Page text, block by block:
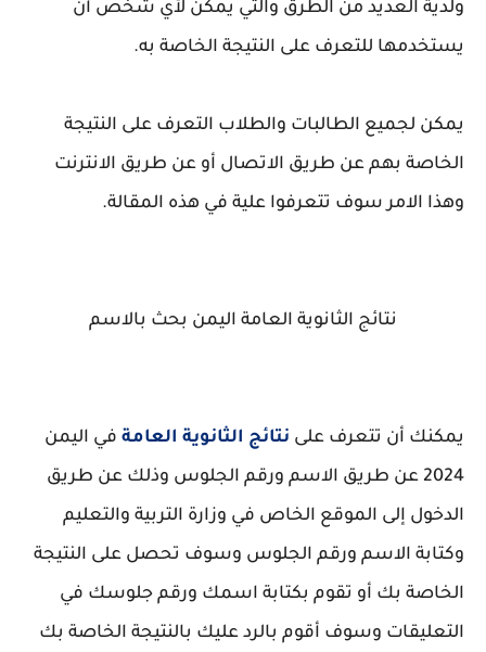
ولدية العديد من الطرق والتي يمكن لأي شخص أن
يستخدمها للتعرف على النتيجة الخاصة به.
يمكن لجميع الطالبات والطلاب التعرف على النتيجة
الخاصة بهم عن طريق الاتصال أو عن طريق الانترنت
وهذا الامر سوف تتعرفوا علية في هذه المقالة.
نتائج الثانوية العامة اليمن بحث بالاسم
يمكنك أن تتعرف على نتائج الثانوية العامة في اليمن
2024 عن طريق الاسم ورقم الجلوس وذلك عن طريق
الدخول إلى الموقع الخاص في وزارة التربية والتعليم
وكتابة الاسم ورقم الجلوس وسوف تحصل على النتيجة
الخاصة بك أو تقوم بكتابة اسمك ورقم جلوسك في
التعليقات وسوف أقوم بالرد عليك بالنتيجة الخاصة بك